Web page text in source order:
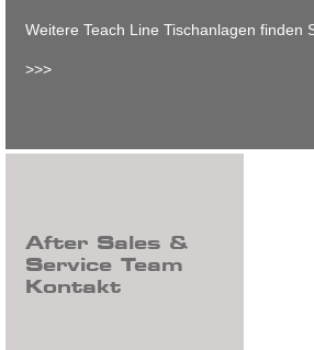
Weitere Teach Line Tischanlagen finden
>>>
After Sales &
Service Team
Kontakt